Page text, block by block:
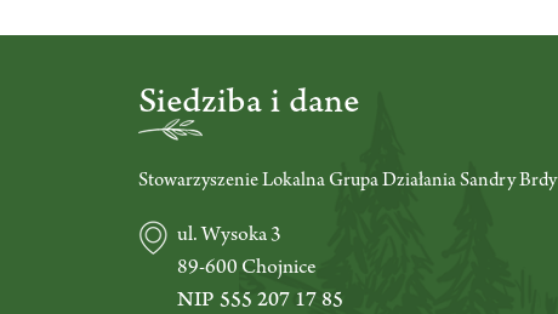
Siedziba i dane
Stowarzyszenie Lokalna Grupa Działania Sandry Brdy
ul. Wysoka 3
89-600 Chojnice
NIP 555 207 17 85